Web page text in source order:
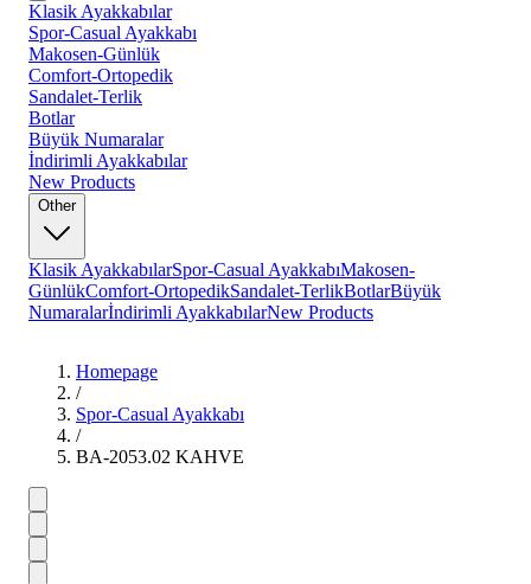
Klasik Ayakkabılar
Spor-Casual Ayakkabı
Makosen-Günlük
Comfort-Ortopedik
Sandalet-Terlik
Botlar
Büyük Numaralar
İndirimli Ayakkabılar
New Products
Other
Klasik AyakkabılarSpor-Casual AyakkabıMakosen-
GünlükComfort-OrtopedikSandalet-TerlikBotlarBüyük
Numaralarİndirimli AyakkabılarNew Products
Homepage
/
Spor-Casual Ayakkabı
/
BA-2053.02 KAHVE